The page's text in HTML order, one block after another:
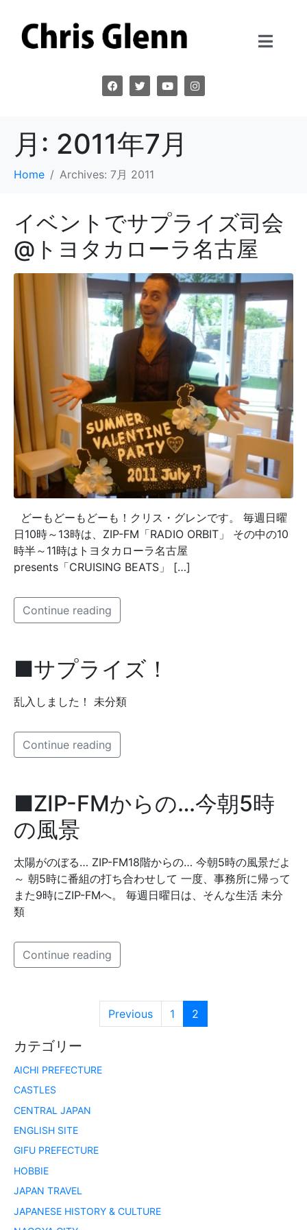
月: 2011年7月
Home Archives: 7月 2011
イベントでサプライズ司会
@トヨタカローラ名古屋
どーもどーもどーも！クリス・グレンです。 毎週日曜
日10時～13時は、ZIP-FM「RADIO ORBIT」 その中の10
時半～11時はトヨタカローラ名古屋
presents「CRUISING BEATS」 […]
Continue reading
■サプライズ！
乱入しました！ 未分類
Continue reading
■ZIP-FMからの…今朝5時
の風景
太陽がのぼる… ZIP-FM18階からの… 今朝5時の風景だよ
～ 朝5時に番組の打ち合わせして 一度、事務所に帰って
また9時にZIP-FMへ。 毎週日曜日は、そんな生活 未分
類
Continue reading
Previous 1 2
カテゴリー
AICHI PREFECTURE
CASTLES
CENTRAL JAPAN
ENGLISH SITE
GIFU PREFECTURE
HOBBIE
JAPAN TRAVEL
JAPANESE HISTORY & CULTURE